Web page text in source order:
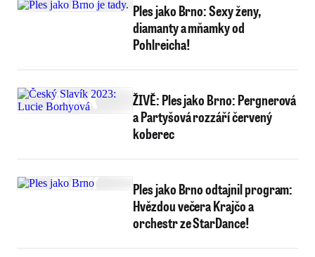
Ples jako Brno: Sexy ženy,
diamanty a mňamky od
Pohlreicha!
ŽIVĚ: Ples jako Brno: Pergnerová
a Partyšová rozzáří červený
koberec
Ples jako Brno odtajnil program:
Hvězdou večera Krajčo a
orchestr ze StarDance!